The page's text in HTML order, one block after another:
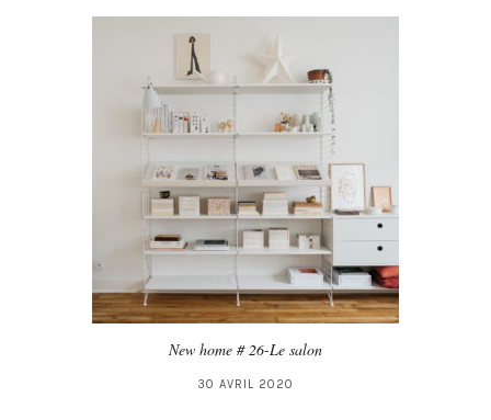
New home # 26-Le salon
30 AVRIL 2020